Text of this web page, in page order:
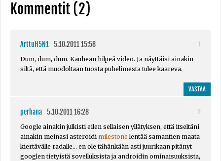
Kommentit (2)
ArttuH5N1 5.10.2011 15:58
1
Dum, dum, dum. Kauhean hilpeä video. Ja näyttäisi ainakin
siltä, että muodoltaan tuosta puhelimesta tulee kaareva.
VASTAA
perhana 5.10.2011 16:28
2
Google ainakin julkisti eilen sellaisen yllätyksen, että itseltäni
ainakin meinasi asteroidi milestone lentää samantien maata
kiertävälle radalle... en ole tähänkään asti juurikaan pitänyt
googlen tietyistä sovelluksista ja androidin ominaisuuksista,